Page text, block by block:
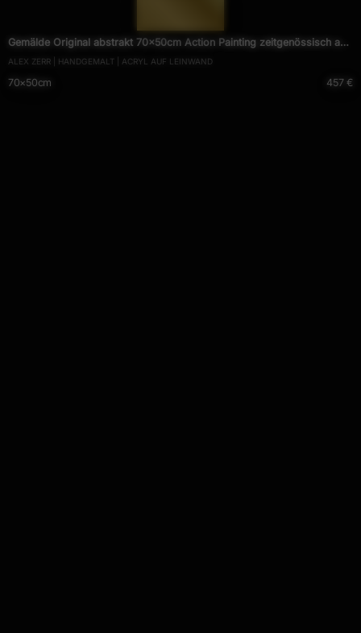
Gemälde Original abstrakt 70x50cm Action Painting zeitgenössisch auf
Leinwand Splash Art bunt weiß violett Einzelstück
ALEX ZERR | HANDGEMALT | ACRYL AUF LEINWAND
70×50cm 457 €